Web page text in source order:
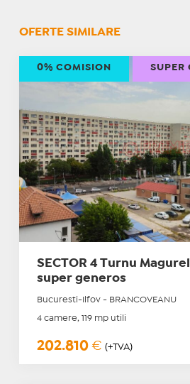
OFERTE SIMILARE
SECTOR 4 Turnu
super generos
Bucuresti-Ilfov - BRANCOVEANU
4 camere, 119 mp utili
202.810 € (+TVA)
0% COMISION SUPER